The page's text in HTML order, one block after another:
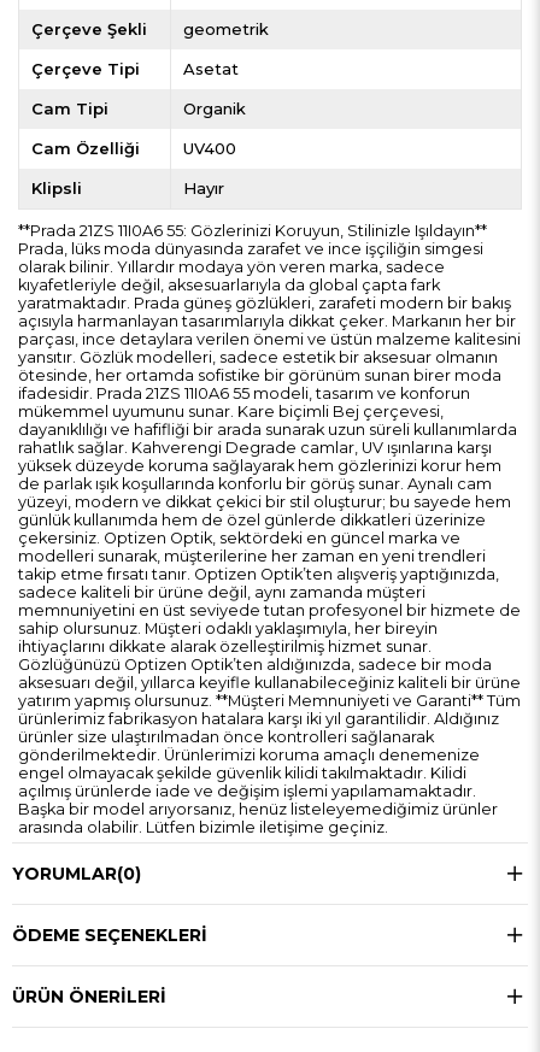
Çerçeve Şekli geometrik
Çerçeve Tipi Asetat
Cam Tipi Organik
Cam Özelliği UV400
Klipsli Hayır
**Prada 21ZS 11I0A6 55: Gözlerinizi Koruyun, Stilinizle Işıldayın**
Prada, lüks moda dünyasında zarafet ve ince işçiliğin simgesi
olarak bilinir. Yıllardır modaya yön veren marka, sadece
kıyafetleriyle değil, aksesuarlarıyla da global çapta fark
yaratmaktadır. Prada güneş gözlükleri, zarafeti modern bir bakış
açısıyla harmanlayan tasarımlarıyla dikkat çeker. Markanın her bir
parçası, ince detaylara verilen önemi ve üstün malzeme kalitesini
yansıtır. Gözlük modelleri, sadece estetik bir aksesuar olmanın
ötesinde, her ortamda sofistike bir görünüm sunan birer moda
ifadesidir. Prada 21ZS 11I0A6 55 modeli, tasarım ve konforun
mükemmel uyumunu sunar. Kare biçimli Bej çerçevesi,
dayanıklılığı ve hafifliği bir arada sunarak uzun süreli kullanımlarda
rahatlık sağlar. Kahverengi Degrade camlar, UV ışınlarına karşı
yüksek düzeyde koruma sağlayarak hem gözlerinizi korur hem
de parlak ışık koşullarında konforlu bir görüş sunar. Aynalı cam
yüzeyi, modern ve dikkat çekici bir stil oluşturur; bu sayede hem
günlük kullanımda hem de özel günlerde dikkatleri üzerinize
çekersiniz. Optizen Optik, sektördeki en güncel marka ve
modelleri sunarak, müşterilerine her zaman en yeni trendleri
takip etme fırsatı tanır. Optizen Optik’ten alışveriş yaptığınızda,
sadece kaliteli bir ürüne değil, aynı zamanda müşteri
memnuniyetini en üst seviyede tutan profesyonel bir hizmete de
sahip olursunuz. Müşteri odaklı yaklaşımıyla, her bireyin
ihtiyaçlarını dikkate alarak özelleştirilmiş hizmet sunar.
Gözlüğünüzü Optizen Optik’ten aldığınızda, sadece bir moda
aksesuarı değil, yıllarca keyifle kullanabileceğiniz kaliteli bir ürüne
yatırım yapmış olursunuz. **Müşteri Memnuniyeti ve Garanti** Tüm
ürünlerimiz fabrikasyon hatalara karşı iki yıl garantilidir. Aldığınız
ürünler size ulaştırılmadan önce kontrolleri sağlanarak
gönderilmektedir. Ürünlerimizi koruma amaçlı denemenize
engel olmayacak şekilde güvenlik kilidi takılmaktadır. Kilidi
açılmış ürünlerde iade ve değişim işlemi yapılamamaktadır.
Başka bir model arıyorsanız, henüz listeleyemediğimiz ürünler
arasında olabilir. Lütfen bizimle iletişime geçiniz.
YORUMLAR(0)
ÖDEME SEÇENEKLERI
ÜRÜN ÖNERILERI